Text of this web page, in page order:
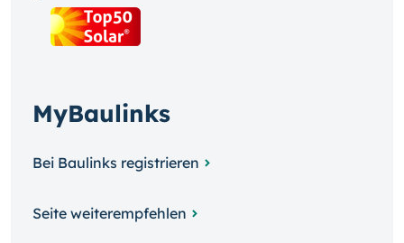
MyBaulinks
Bei Baulinks registrieren
Seite weiterempfehlen